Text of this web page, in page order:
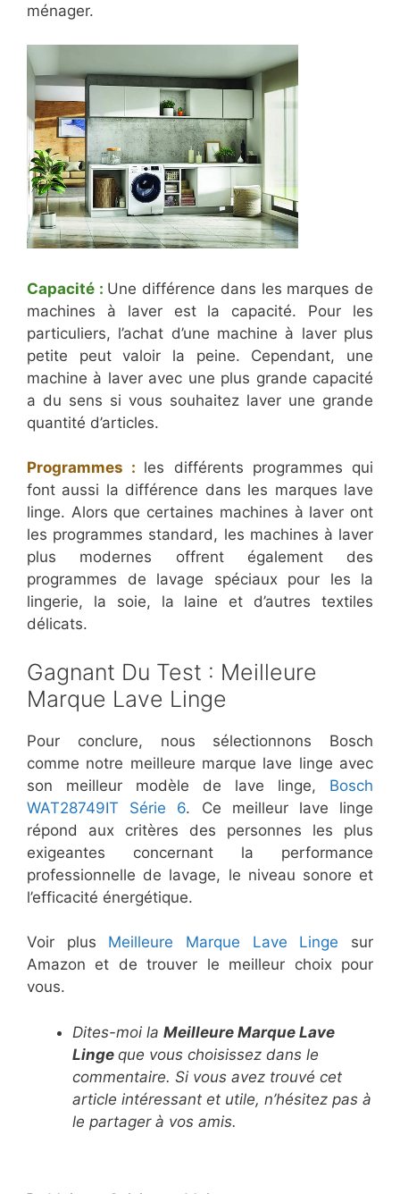
ménager.
Capacité : Une différence dans les marques de
machines à laver est la capacité. Pour les
particuliers, l’achat d’une machine à laver plus
petite peut valoir la peine. Cependant, une
machine à laver avec une plus grande capacité
a du sens si vous souhaitez laver une grande
quantité d’articles.
Programmes : les différents programmes qui
font aussi la différence dans les marques lave
linge. Alors que certaines machines à laver ont
les programmes standard, les machines à laver
plus modernes offrent également des
programmes de lavage spéciaux pour les la
lingerie, la soie, la laine et d’autres textiles
délicats.
​Gagnant Du Test : Meilleure
Marque Lave Linge
Pour conclure, nous sélectionnons Bosch
comme notre meilleure marque lave linge avec
son meilleur modèle de lave linge, Bosch
WAT28749IT Série 6. Ce meilleur lave linge
répond aux critères des personnes les plus
exigeantes concernant la performance
professionnelle de lavage, le niveau sonore et
l’efficacité énergétique.
Voir plus Meilleure Marque Lave Linge sur
Amazon et de trouver le meilleur choix pour
vous.
Dites-moi la Meilleure Marque Lave
Linge que vous choisissez dans le
commentaire. Si vous avez trouvé cet
article intéressant​​​​​ et utile, n’hésitez pas à
le partager à vos amis.